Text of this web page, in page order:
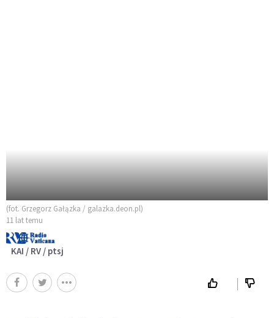
(fot. Grzegorz Gałązka / galazka.deon.pl)
11 lat temu
KAI / RV / ptsj